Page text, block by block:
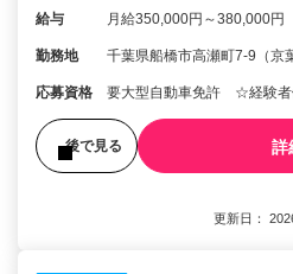
給与 月給350,000円～380,000円
勤務地 千葉県船橋市高瀬町7-9（京
応募資格 要大型自動車免許 ☆経験者
後で見る 詳
更新日：